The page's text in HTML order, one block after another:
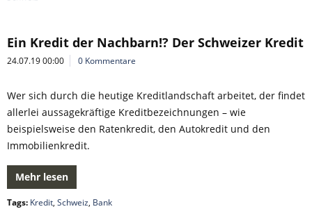
Ein Kredit der Nachbarn!? Der Schweizer Kredit
24.07.19 00:00 0 Kommentare
Wer sich durch die heutige Kreditlandschaft arbeitet, der findet
allerlei aussagekräftige Kreditbezeichnungen – wie
beispielsweise den Ratenkredit, den Autokredit und den
Immobilienkredit.
Mehr lesen
Tags: Kredit, Schweiz, Bank